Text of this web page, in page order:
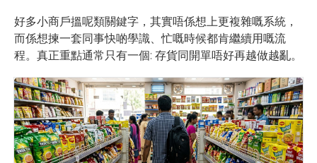
好多小商戶搵呢類關鍵字，其實唔係想上更複雜嘅系統，
而係想揀一套同事快啲學識、忙嘅時候都肯繼續用嘅流
程。真正重點通常只有一個: 存貨同開單唔好再越做越亂。